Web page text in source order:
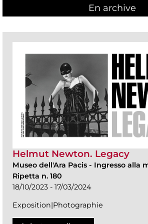
En archive
Helmut Newton. Legacy
Museo dell'Ara Pacis - Ingresso alla
Ripetta n. 180
18/10/2023 - 17/03/2024
Exposition|Photographie